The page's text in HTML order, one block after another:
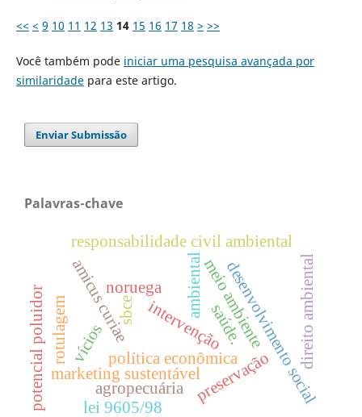
<< < 9 10 11 12 13 14 15 16 17 18 > >>
Você também pode iniciar uma pesquisa avançada por
similaridadepara este artigo.
Enviar Submissão
Palavras-chave
ambiental
noruega
responsabilidade civil ambiental
meio ambiente
saúde.
desenvolvimento social
intervenção
preservação
política econômica direito ambiental
marketing sustentável
amicus curiae
potencial poluidor agropecuária
sbce
lei 9605/98
vícios
rotulagem